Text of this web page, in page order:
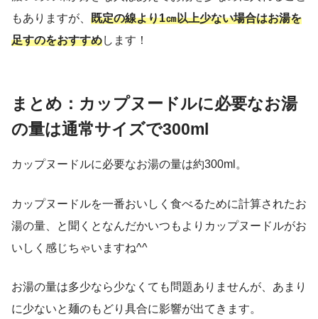
もありますが、 既定の線より1㎝以上少ない場合はお湯を
足すのをおすすめします！
まとめ：カップヌードルに必要なお湯
の量は通常サイズで300ml
カップヌードルに必要なお湯の量は約300ml。
カップヌードルを一番おいしく食べるために計算されたお
湯の量、と聞くとなんだかいつもよりカップヌードルがお
いしく感じちゃいますね^^
お湯の量は多少なら少なくても問題ありませんが、あまり
に少ないと麺のもどり具合に影響が出てきます。